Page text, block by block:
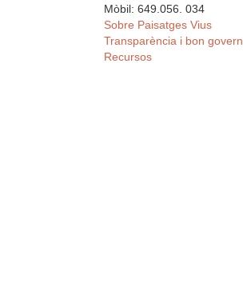
Mòbil: 649.056. 034
Sobre Paisatges Vius
Transparència i bon govern
Recursos